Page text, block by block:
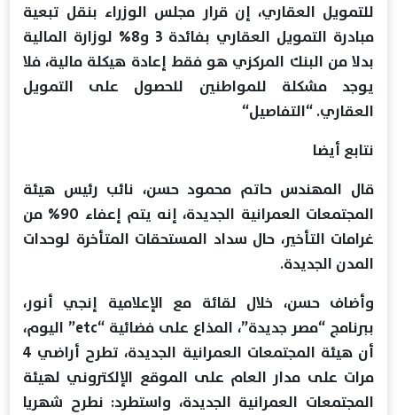
للتمويل العقاري، إن قرار مجلس الوزراء بنقل تبعية
مبادرة التمويل العقاري بفائدة 3 و8% لوزارة المالية
بدلا من البنك المركزي هو فقط إعادة هيكلة مالية، فلا
يوجد مشكلة للمواطنين للحصول على التمويل
العقاري. “التفاصيل“
نتابع أيضا
قال المهندس حاتم محمود حسن، نائب رئيس هيئة
المجتمعات العمرانية الجديدة، إنه يتم إعفاء 90% من
غرامات التأخير، حال سداد المستحقات المتأخرة لوحدات
المدن الجديدة.
وأضاف حسن، خلال لقائة مع الإعلامية إنجي أنور،
ببرنامج “مصر جديدة”، المذاع على فضائية “etc” اليوم،
أن هيئة المجتمعات العمرانية الجديدة، تطرح أراضي 4
مرات على مدار العام على الموقع الإلكتروني لهيئة
المجتمعات العمرانية الجديدة، واستطرد: نطرح شهريا